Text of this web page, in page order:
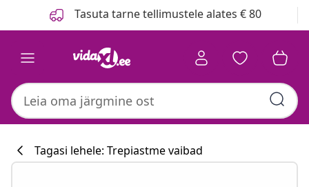
Tasuta tarne tellimustele alates € 80
Tagasi lehele: Trepiastme vaibad